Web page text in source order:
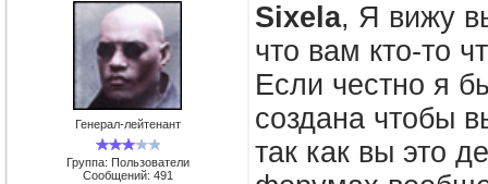
Генерал-лейтенант
Группа: Пользователи
Сообщений: 491
Sixela, Я вижу
что вам кто-то
Если честно я
создана чтобы
так как вы это